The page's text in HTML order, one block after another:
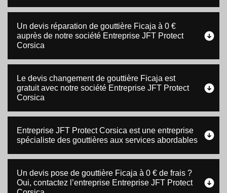
Un devis réparation de gouttière Ficaja à 0 €
auprès de notre société Entreprise JFT Protect
Corsica
Le devis changement de gouttière Ficaja est
gratuit avec notre société Entreprise JFT Protect
Corsica
Entreprise JFT Protect Corsica est une entreprise
spécialiste des gouttières aux services abordables
Un devis pose de gouttière Ficaja à 0 € de frais ?
Oui, contactez l’entreprise Entreprise JFT Protect